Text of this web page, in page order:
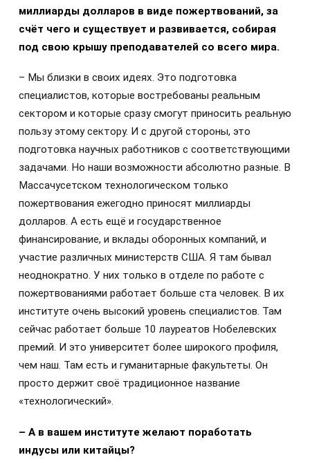
миллиарды долларов в виде пожертвований, за
счёт чего и существует и развивается, собирая
под свою крышу преподавателей со всего мира.
– Мы близки в своих идеях. Это подготовка
специалистов, которые востребованы реальным
сектором и которые сразу смогут приносить реальную
пользу этому сектору. И с другой стороны, это
подготовка научных работников с соответствующими
задачами. Но наши возможности абсолютно разные. В
Массачусетском технологическом только
пожертвования ежегодно приносят миллиарды
долларов. А есть ещё и государственное
финансирование, и вклады оборонных компаний, и
участие различных министерств США. Я там бывал
неоднократно. У них только в отделе по работе с
пожертвованиями работает больше ста человек. В их
институте очень высокий уровень специалистов. Там
сейчас работает больше 10 лауреатов Нобелевских
премий. И это университет более широкого профиля,
чем наш. Там есть и гуманитарные факультеты. Он
просто держит своё традиционное название
«технологический».
– А в вашем институте желают поработать
индусы или китайцы?